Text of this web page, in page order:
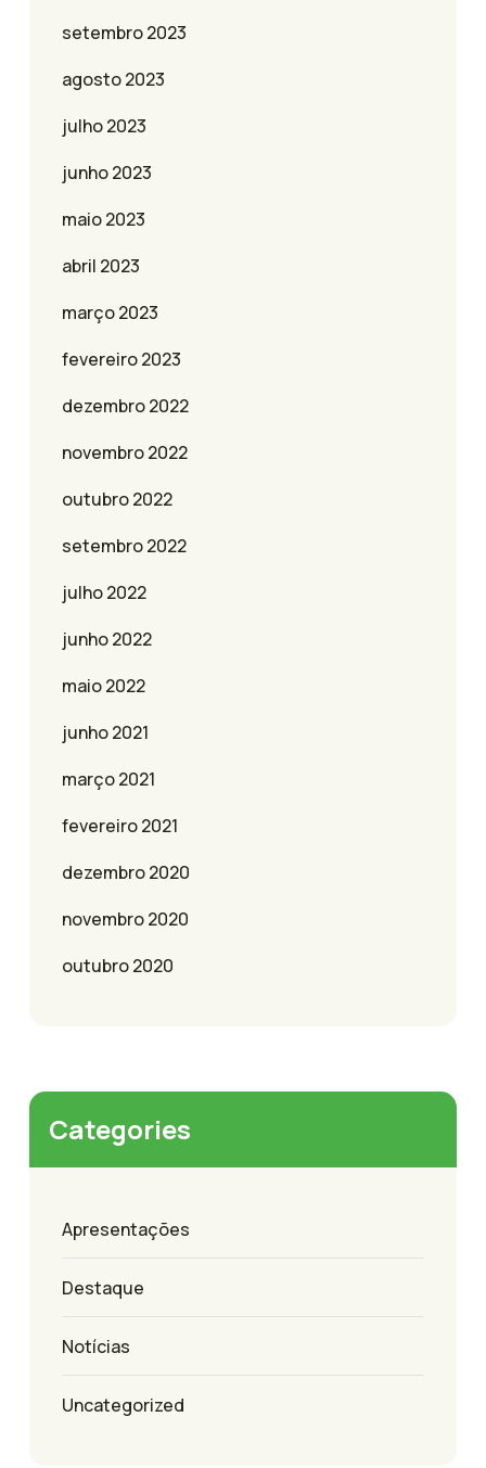
setembro 2023
agosto 2023
julho 2023
junho 2023
maio 2023
abril 2023
março 2023
fevereiro 2023
dezembro 2022
novembro 2022
outubro 2022
setembro 2022
julho 2022
junho 2022
maio 2022
junho 2021
março 2021
fevereiro 2021
dezembro 2020
novembro 2020
outubro 2020
Categories
Apresentações
Destaque
Notícias
Uncategorized